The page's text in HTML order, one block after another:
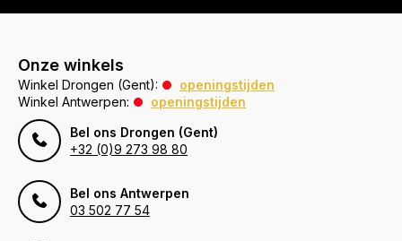
Onze winkels
Winkel Drongen (Gent):
openingstijden
Winkel Antwerpen:
openingstijden
Bel ons Drongen (Gent)
+32 (0)9 273 98 80
Bel ons Antwerpen
03 502 77 54